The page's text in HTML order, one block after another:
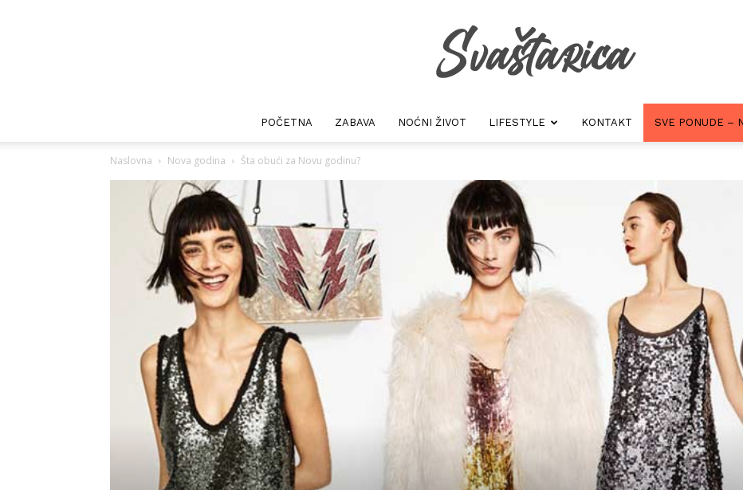
POČETNA ZABAVA NOĆNI ŽIVOT LIFESTYLE KONTAKT SVE PONUDE –
Naslovna Nova godina Šta obući za Novu godinu?